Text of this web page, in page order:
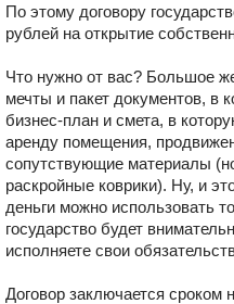
По этому договору
рублей на открытие
Что нужно от вас? Большое
мечты и пакет документов, в
бизнес-план и смета, в
аренду помещения,
сопутствующие материалы
раскройные коврики). Ну, и
деньги можно использовать
государство будет
исполняете свои
Договор заключается сроком